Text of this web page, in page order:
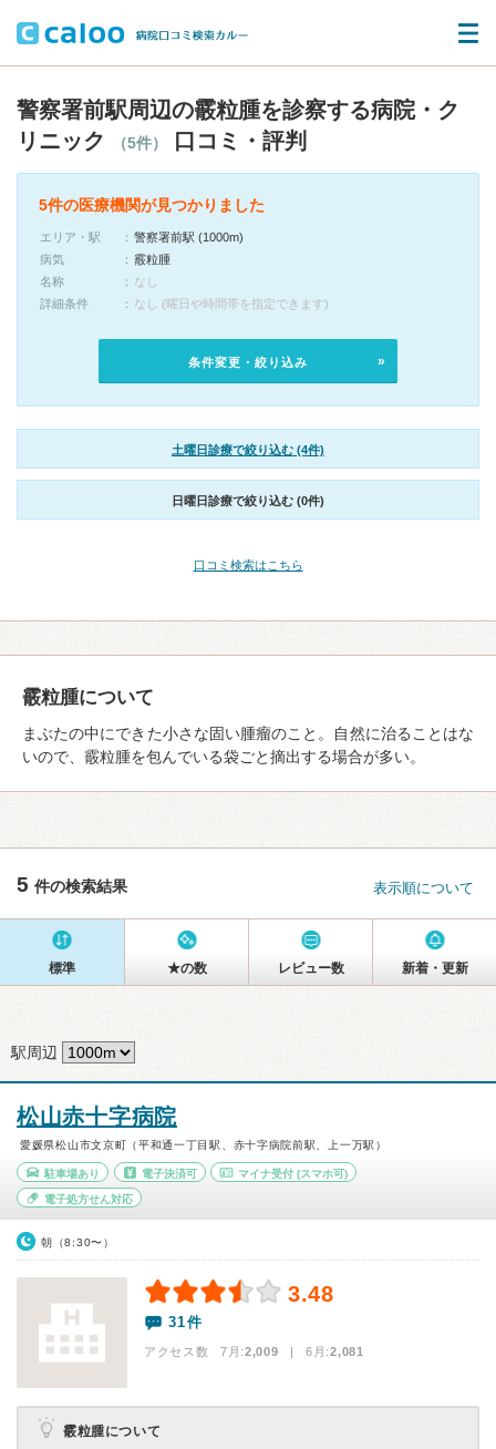
警察署前駅周辺の霰粒腫を診察する病院・ク
リニック
（5件） 口コミ・評判
5件の医療機関が見つかりました
エリア・駅
警察署前駅 (1000m)
病気
霰粒腫
名称
なし
詳細条件
なし (曜日や時間帯を指定できます)
条件変更・絞り込み
土曜日診療で絞り込む (4件)
日曜日診療で絞り込む (0件)
口コミ検索はこちら
霰粒腫について
まぶたの中にできた小さな固い腫瘤のこと。自然に治ることはな
いので、霰粒腫を包んでいる袋ごと摘出する場合が多い。
5 件の検索結果 表示順について
標準 ★の数 レビュー数 新着・更新
駅周辺
松山赤十字病院
愛媛県松山市文京町（平和通一丁目駅、赤十字病院前駅、上一万駅）
駐車場あり 電子決済可 マイナ受付 (スマホ可)
電子処方せん対応
朝（8:30〜）
3.48
31件
アクセス数 7月:2,009 | 6月:2,081
霰粒腫について